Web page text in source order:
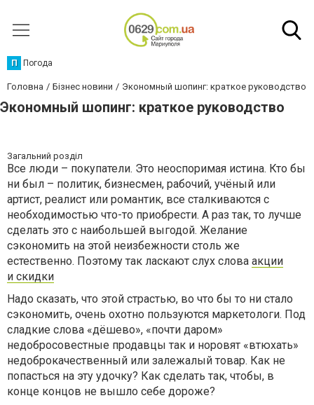
П Погода
Головна Бізнес новини Экономный шопинг: краткое руководство
Экономный шопинг: краткое руководство
Загальний розділ
Все люди – покупатели. Это неоспоримая истина. Кто бы
ни был – политик, бизнесмен, рабочий, учёный или
артист, реалист или романтик, все сталкиваются с
необходимостью что-то приобрести. А раз так, то лучше
сделать это с наибольшей выгодой. Желание
сэкономить на этой неизбежности столь же
естественно. Поэтому так ласкают слух слова акции
и скидки
Надо сказать, что этой страстью, во что бы то ни стало
сэкономить, очень охотно пользуются маркетологи. Под
сладкие слова «дёшево», «почти даром»
недобросовестные продавцы так и норовят «втюхать»
недоброкачественный или залежалый товар. Как не
попасться на эту удочку? Как сделать так, чтобы, в
конце концов не вышло себе дороже?